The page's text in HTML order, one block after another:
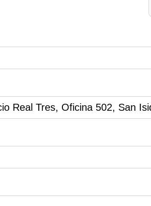
Real Tres, Oficina 502, San